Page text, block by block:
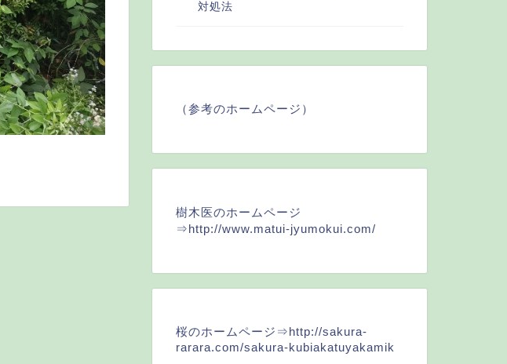
対処法
（参考のホームページ）
樹木医のホームページ
⇒http://www.matui-jyumokui.com/
桜のホームページ⇒http://sakura-
rarara.com/sakura-kubiakatuyakamik